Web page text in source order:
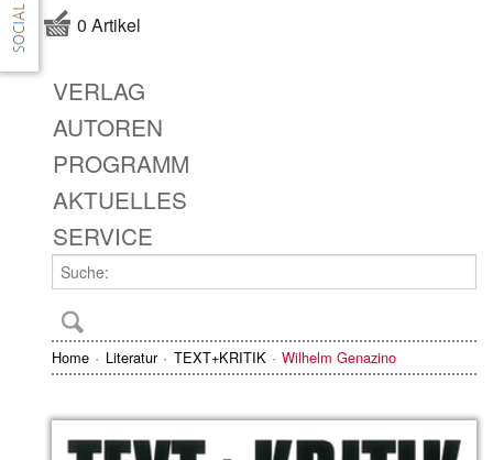
0 Artikel
VERLAG
AUTOREN
PROGRAMM
AKTUELLES
SERVICE
Home Literatur TEXT+KRITIK Wilhelm Genazino